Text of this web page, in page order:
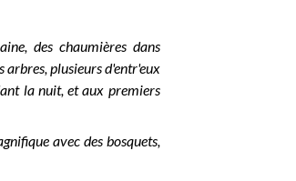
des chaumières dans
arbres, plusieurs d'entr'eux
la nuit, et aux premiers
avec des bosquets,